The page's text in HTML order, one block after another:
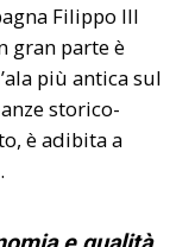
Filippo III
gran parte è
più antica sul
storico-
è adibita a